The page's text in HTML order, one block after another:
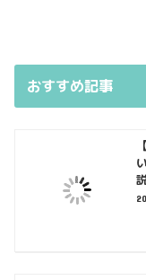
おすすめ記事